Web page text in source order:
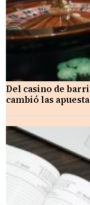
Del casino de
cambió las